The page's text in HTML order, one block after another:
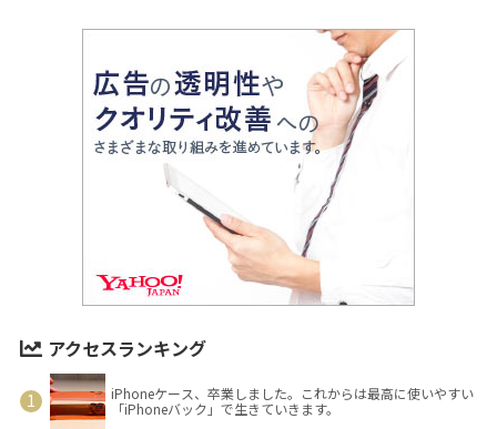
アクセスランキング
iPhoneケース、卒業しました。これからは最高に使いやすい
「iPhoneバック」で生きていきます。